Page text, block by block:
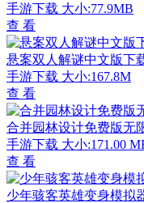
手游下载 大小:77.9MB
查 看
悬案双人解谜中文版下
手游下载 大小:167.8M
查 看
合并园林设计免费版无
手游下载 大小:171.00
查 看
少年骇客英雄变身模拟